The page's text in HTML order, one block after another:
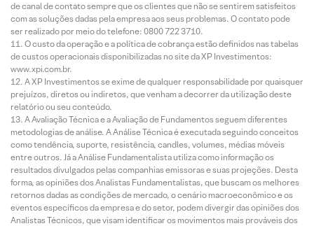
de canal de contato sempre que os clientes que não se sentirem satisfeitos
com as soluções dadas pela empresa aos seus problemas. O contato pode
ser realizado por meio do telefone: 0800 722 3710.
O custo da operação e a política de cobrança estão definidos nas tabelas
de custos operacionais disponibilizadas no site da XP Investimentos:
www.xpi.com.br.
A XP Investimentos se exime de qualquer responsabilidade por quaisquer
prejuízos, diretos ou indiretos, que venham a decorrer da utilização deste
relatório ou seu conteúdo.
A Avaliação Técnica e a Avaliação de Fundamentos seguem diferentes
metodologias de análise. A Análise Técnica é executada seguindo conceitos
como tendência, suporte, resistência, candles, volumes, médias móveis
entre outros. Já a Análise Fundamentalista utiliza como informação os
resultados divulgados pelas companhias emissoras e suas projeções. Desta
forma, as opiniões dos Analistas Fundamentalistas, que buscam os melhores
retornos dadas as condições de mercado, o cenário macroeconômico e os
eventos específicos da empresa e do setor, podem divergir das opiniões dos
Analistas Técnicos, que visam identificar os movimentos mais prováveis dos